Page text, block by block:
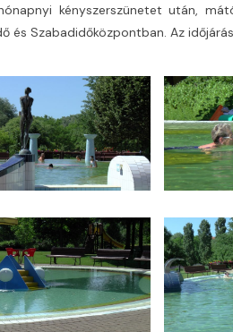
kényszerszünetet után,
és Szabadidőközpontban. Az